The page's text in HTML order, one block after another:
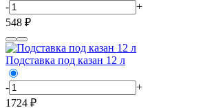
-
+
548 ₽
Подставка под казан 12 л
-
+
1724 ₽